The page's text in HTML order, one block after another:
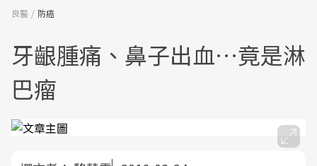
良醫 防癌
牙齦腫痛、鼻子出血…竟是淋
巴瘤